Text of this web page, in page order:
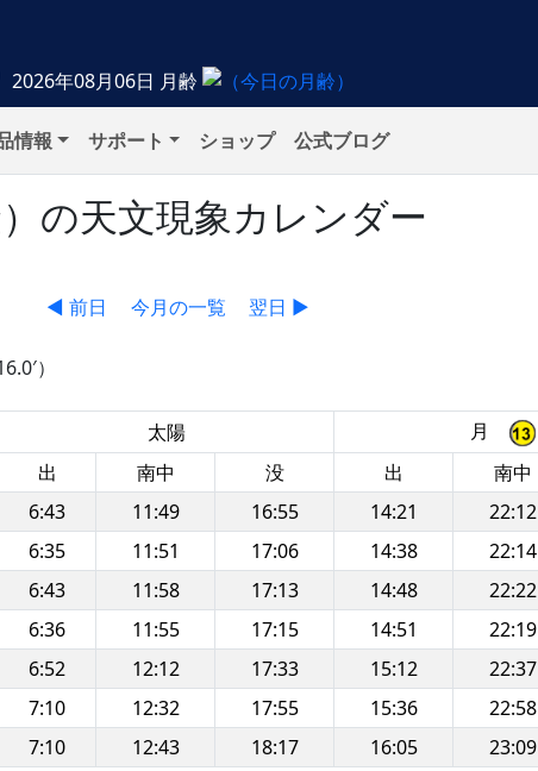
2026年08月06日 月齢
情報 サポート ショップ 公式ブログ
の天文現象カレンダー
◀ 前日 今月の一覧 翌日 ▶
）
太陽
月
出 南中 没 出 南中
6:43 11:49 16:55 14:21 22:12
6:35 11:51 17:06 14:38 22:14
6:43 11:58 17:13 14:48 22:22
6:36 11:55 17:15 14:51 22:19
6:52 12:12 17:33 15:12 22:37
7:10 12:32 17:55 15:36 22:58
7:10 12:43 18:17 16:05 23:09